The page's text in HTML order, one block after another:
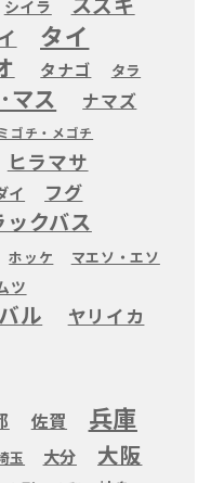
シイラ
タイ
タナゴ
タラ
マス ナマズ
ゴチ・メゴチ
ヒラマサ
イ フグ
ックバス
ホッケ マエソ・エソ
ツ
ル ヤリイカ
佐賀 兵庫
玉 大分 大阪